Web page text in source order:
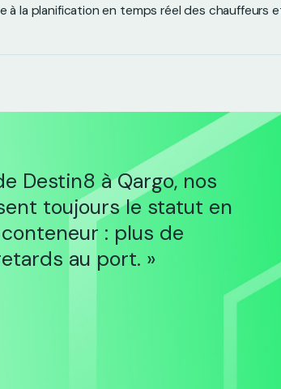
à la planification en temps réel des chauffeurs
Destin8 à Qargo, nos
toujours le statut en
: plus de
au port. »